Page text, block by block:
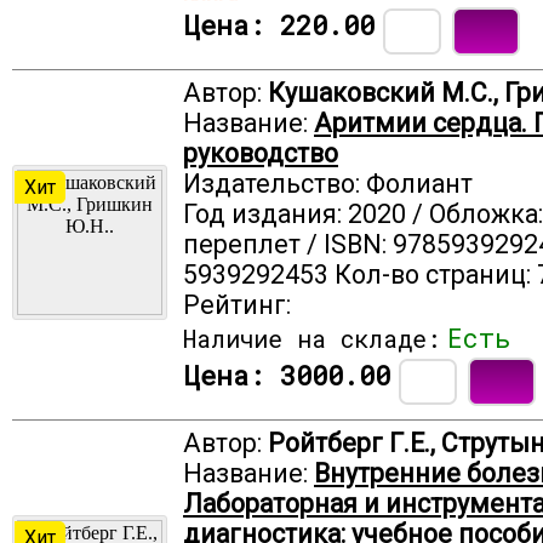
Цена: 220.00
Хит
Автор: Кушаковский М.С.,
Название: Аритмии сердца.
руководство
Издательство: Фолиант
Год издания: 2020 /
переплет / ISBN:
5939292453 Кол-во страниц:
Рейтинг:
Наличие на складе: Есть
Цена: 3000.00
Хит
Автор: Ройтберг Г.Е.,
Название: Внутренние
Лабораторная и
диагностика: учебное